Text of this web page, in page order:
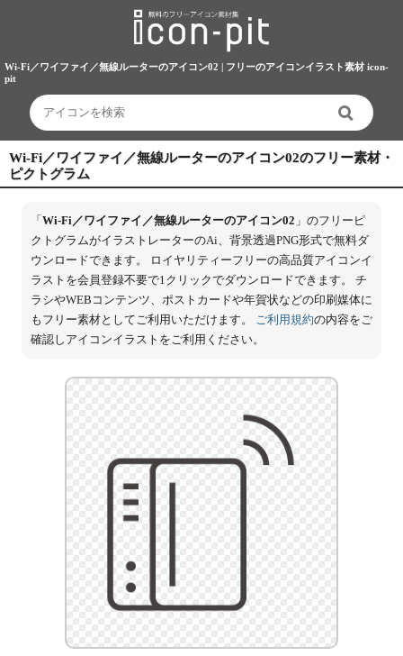
Wi-Fi／ワイファイ／無線ルーターのアイコン02 | フリーのアイコンイラスト素材 icon-
pit
Wi-Fi／ワイファイ／無線ルーターのアイコン02のフリー素材・
ピクトグラム
「 Wi-Fi／ワイファイ／無線ルーターのアイコン02 」のフリーピ
クトグラムがイラストレーターのAi、背景透過PNG形式で無料ダ
ウンロードできます。 ロイヤリティーフリーの高品質アイコンイ
ラストを会員登録不要で1クリックでダウンロードできます。 チ
ラシやWEBコンテンツ、ポストカードや年賀状などの印刷媒体に
もフリー素材としてご利用いただけます。 ご利用規約の内容をご
確認しアイコンイラストをご利用ください。